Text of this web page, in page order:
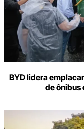
BYD lidera
de ônibus